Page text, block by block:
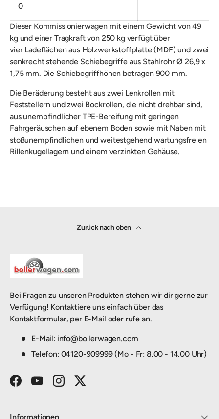
0
Dieser Kommissionierwagen mit einem Gewicht von 49
kg und einer Tragkraft von 250 kg verfügt über
vier Ladeflächen aus Holzwerkstoffplatte (MDF) und zwei
senkrechtstehende Schiebegriffe aus Stahlrohr Ø 26,9 x
1,75 mm. Die Schiebegriffhöhen betragen 900 mm.
Die Beräderung besteht aus zwei Lenkrollen mit
Feststellern und zwei Bockrollen, die nicht drehbar sind,
aus unempfindlicher TPE-Bereifung mit geringen
Fahrgeräuschen auf ebenem Boden sowie mit Naben mit
stoßunempfindlichen und weitestgehend wartungsfreien
Rillenkugellagern und einem verzinkten Gehäuse.
Zurück nach oben
Bei Fragen zu unseren Produkten stehen wir dir gerne zur
Verfügung! Kontaktiere uns einfach über das
Kontaktformular, per E-Mail oder rufe an.
E-Mail: info@bollerwagen.com
Telefon: 04120-909999 (Mo - Fr: 8.00 - 14.00 Uhr)
FacebookYouTubeInstagramTwitter
Informationen